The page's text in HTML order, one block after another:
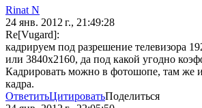
Rinat N
24 янв. 2012 г., 21:49:28
Re[Vugard]:
кадрируем под разрешение телевизора
или 3840х2160, да под какой угодно
Кадрировать можно в фотошопе, там же и
кадра.
ОтветитьЦитироватьПоделиться